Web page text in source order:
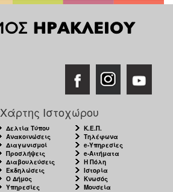
Χάρτης Ιστοχώρου
Δελτία Τύπου
Ανακοινώσεις
Διαγωνισμοί
Προσλήψεις
Διαβουλεύσεις
Εκδηλώσεις
Ο Δήμος
Υπηρεσίες
Κ.Ε.Π.
Τηλέφωνα
e-Υπηρεσίες
e-Αιτήματα
Η Πόλη
Ιστορία
Κνωσός
Μουσεία